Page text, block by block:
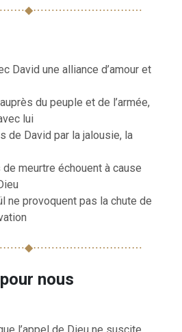
David une alliance d’amour et
du peuple et de l’armée,
lui
de David par la jalousie, la
meurtre échouent à cause
ne provoquent pas la chute de
nous